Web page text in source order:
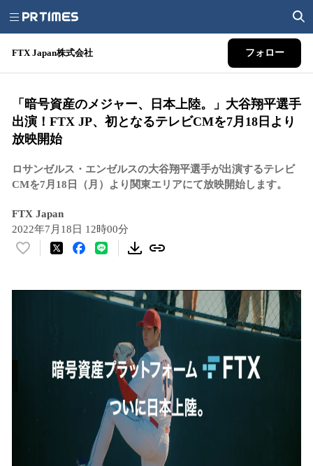
FTX Japan株式会社 フォロー
「暗号資産のメジャー、日本上陸。」大谷翔平選手
出演！FTX JP、初となるテレビCMを7月18日より
放映開始
ロサンゼルス・エンゼルスの大谷翔平選手が出演するテレビ
CMを7月18日（月）より関東エリアにて放映開始します。
FTX Japan
2022年7月18日 12時00分
い